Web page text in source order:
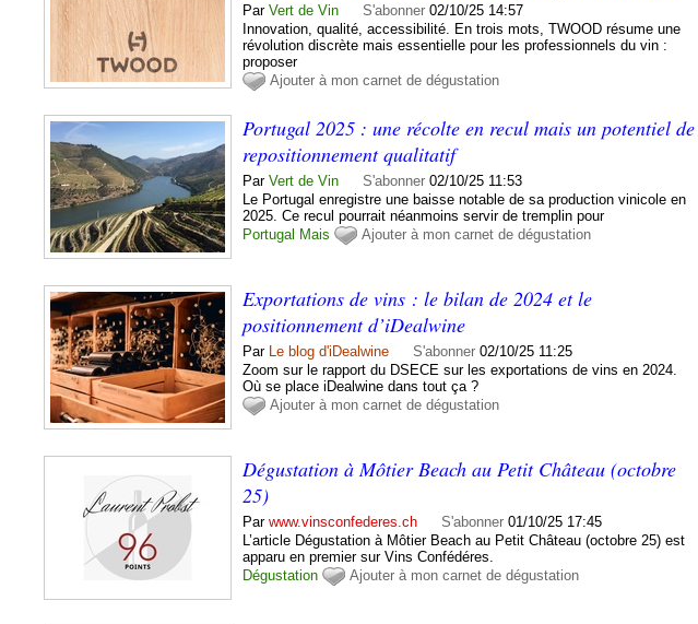
ParVert de Vin S'abonner 02/10/25 14:57
Innovation, qualité, accessibilité. En trois mots, TWOOD résume une
révolution discrète mais essentielle pour les professionnels du vin :
proposer
Ajouter à mon carnet de dégustation
Portugal 2025 : une récolte en recul mais un potentiel de
repositionnement qualitatif
ParVert de Vin S'abonner 02/10/25 11:53
Le Portugal enregistre une baisse notable de sa production vinicole en
2025. Ce recul pourrait néanmoins servir de tremplin pour
Portugal Mais Ajouter à mon carnet de dégustation
Exportations de vins : le bilan de 2024 et le
positionnement d’iDealwine
Par Le blog d'iDealwine S'abonner 02/10/25 11:25
Zoom sur le rapport du DSECE sur les exportations de vins en 2024.
Où se place iDealwine dans tout ça ?
Ajouter à mon carnet de dégustation
Dégustation à Môtier Beach au Petit Château (octobre
25)
Parwww.vinsconfederes.ch S'abonner 01/10/25 17:45
L’article Dégustation à Môtier Beach au Petit Château (octobre 25) est
apparu en premier sur Vins Confédéres.
Dégustation
Ajouter à mon carnet de dégustation